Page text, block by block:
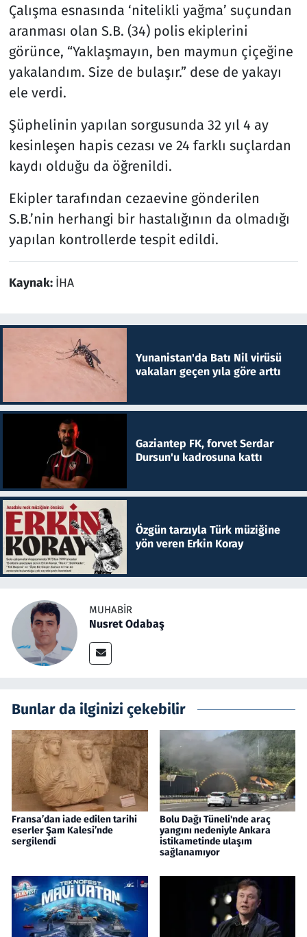
Çalışma esnasında ‘nitelikli yağma’ suçundan
aranması olan S.B. (34) polis ekiplerini
görünce, “Yaklaşmayın, ben maymun çiçeğine
yakalandım. Size de bulaşır.” dese de yakayı
ele verdi.
Şüphelinin yapılan sorgusunda 32 yıl 4 ay
kesinleşen hapis cezası ve 24 farklı suçlardan
kaydı olduğu da öğrenildi.
Ekipler tarafından cezaevine gönderilen
S.B.’nin herhangi bir hastalığının da olmadığı
yapılan kontrollerde tespit edildi.
Kaynak: İHA
Yunanistan'da Batı Nil virüsü
vakaları geçen yıla göre arttı
Gaziantep FK, forvet Serdar
Dursun'u kadrosuna kattı
Özgün tarzıyla Türk müziğine
yön veren Erkin Koray
MUHABIR
Nusret Odabaş
Bunlar da ilginizi çekebilir
Fransa’dan iade edilen tarihi
eserler Şam Kalesi’nde
sergilendi
Bolu Dağı Tüneli'nde araç
yangını nedeniyle Ankara
istikametinde ulaşım
sağlanamıyor